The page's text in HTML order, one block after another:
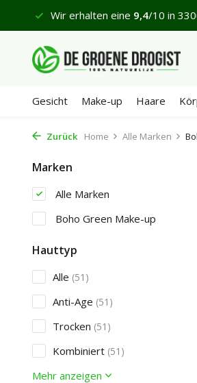
Wir erhalten eine9,4 /10 in 3300+
Gesicht Make-up Haare
Zurück Home Alle Marken
Marken
Alle Marken
Boho Green Make-up
Hauttyp
Alle (51)
Anti-Age (51)
Trocken (51)
Kombiniert (51)
Mehr anzeigen